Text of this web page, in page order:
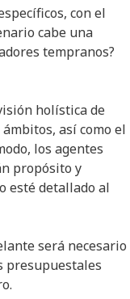
con el
cabe una
tempranos?
holística de
así como el
los agentes
propósito y
esté detallado al
será necesario
presupuestales